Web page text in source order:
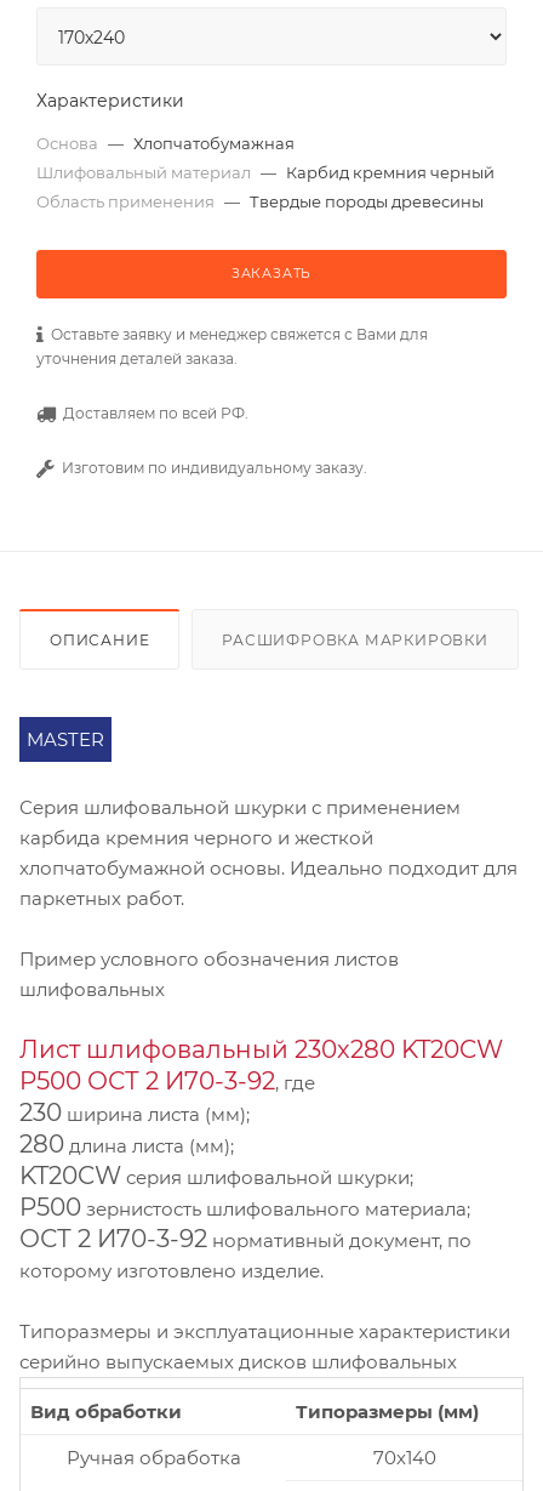
Характеристики
Основа — Хлопчатобумажная
Шлифовальный материал — Карбид кремния черный
Область применения — Твердые породы древесины
ЗАКАЗАТЬ
Оставьте заявку и менеджер свяжется с Вами для
уточнения деталей заказа.
Доставляем по всей РФ.
Изготовим по индивидуальному заказу.
ОПИСАНИЕ РАСШИФРОВКА МАРКИРОВКИ
MASTER
Серия шлифовальной шкурки с применением
карбида кремния черного и жесткой
хлопчатобумажной основы. Идеально подходит для
паркетных работ.
Пример условного обозначения листов
шлифовальных
Лист шлифовальный 230х280 KT20CW
P500 ОСТ 2 И70-3-92, где
230 ширина листа (мм);
280 длина листа (мм);
KT20CW серия шлифовальной шкурки;
P500 зернистость шлифовального материала;
ОСТ 2 И70-3-92 нормативный документ, по
которому изготовлено изделие.
Типоразмеры и эксплуатационные характеристики
серийно выпускаемых дисков шлифовальных
Вид обработки
Типоразмеры (мм)
Ручная обработка
70x140